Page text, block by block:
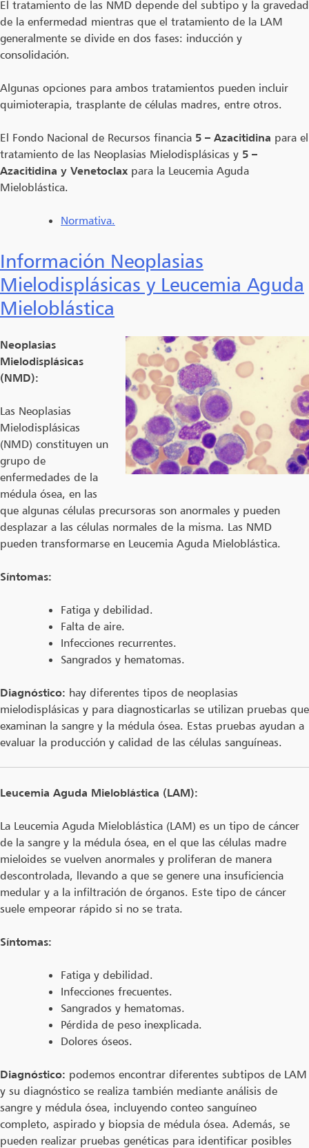
El tratamiento de las NMD depende del subtipo y la gravedad
de la enfermedad mientras que el tratamiento de la LAM
generalmente se divide en dos fases: inducción y
consolidación.
Algunas opciones para ambos tratamientos pueden incluir
quimioterapia, trasplante de células madres, entre otros.
El Fondo Nacional de Recursos financia 5 – Azacitidina para el
tratamiento de las Neoplasias Mielodisplásicas y 5 –
Azacitidina y Venetoclax para la Leucemia Aguda
Mieloblástica.
Normativa.
Información Neoplasias
Mielodisplásicas y Leucemia Aguda
Mieloblástica
Neoplasias
Mielodisplásicas
(NMD):
Las Neoplasias
Mielodisplásicas
(NMD) constituyen un
grupo de
enfermedades de la
médula ósea, en las
que algunas células precursoras son anormales y pueden
desplazar a las células normales de la misma. Las NMD
pueden transformarse en Leucemia Aguda Mieloblástica.
Síntomas:
Fatiga y debilidad.
Falta de aire.
Infecciones recurrentes.
Sangrados y hematomas.
Diagnóstico: hay diferentes tipos de neoplasias
mielodisplásicas y para diagnosticarlas se utilizan pruebas que
examinan la sangre y la médula ósea. Estas pruebas ayudan a
evaluar la producción y calidad de las células sanguíneas.
Leucemia Aguda Mieloblástica (LAM):
La Leucemia Aguda Mieloblástica (LAM) es un tipo de cáncer
de la sangre y la médula ósea, en el que las células madre
mieloides se vuelven anormales y proliferan de manera
descontrolada, llevando a que se genere una insuficiencia
medular y a la infiltración de órganos. Este tipo de cáncer
suele empeorar rápido si no se trata.
Síntomas:
Fatiga y debilidad.
Infecciones frecuentes.
Sangrados y hematomas.
Pérdida de peso inexplicada.
Dolores óseos.
Diagnóstico: podemos encontrar diferentes subtipos de LAM
y su diagnóstico se realiza también mediante análisis de
sangre y médula ósea, incluyendo conteo sanguíneo
completo, aspirado y biopsia de médula ósea. Además, se
pueden realizar pruebas genéticas para identificar posibles